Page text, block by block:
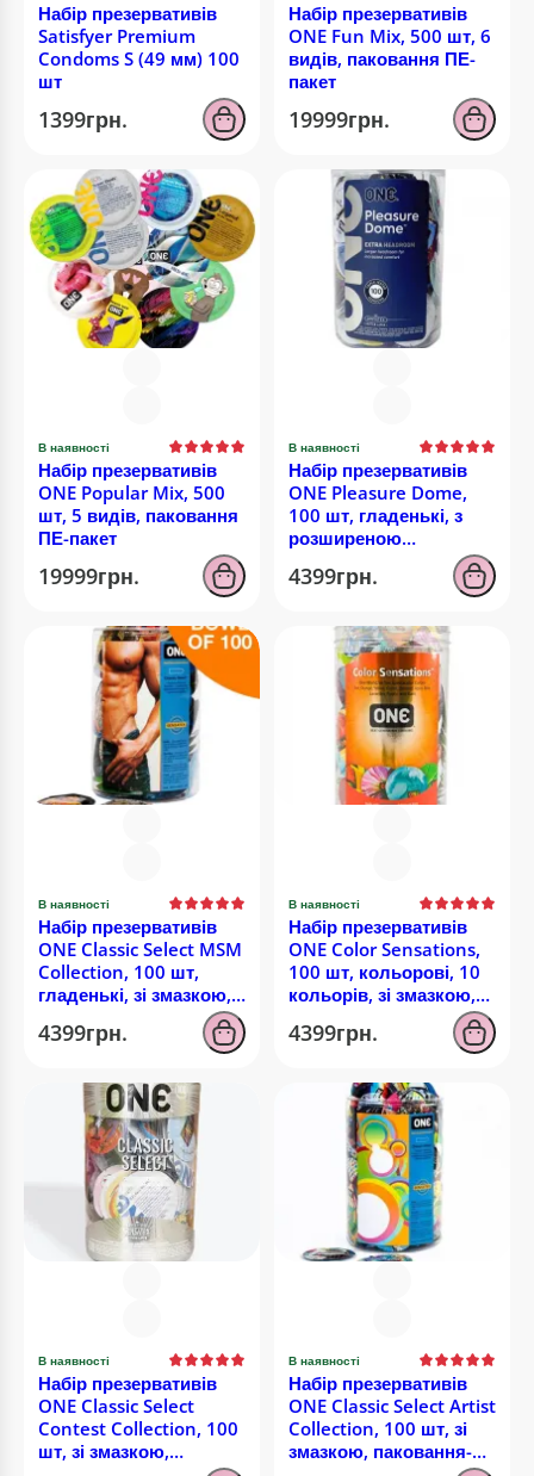
Набір презервативів
Satisfyer Premium
Condoms S (49 мм) 100
шт
1399грн.
Набір презервативів
ONE Fun Mix, 500 шт, 6
видів, паковання ПЕ-
пакет
19999грн.
В наявності
Набір презервативів
ONE Popular Mix, 500
шт, 5 видів, паковання
ПЕ-пакет
19999грн.
В наявності
Набір презервативів
ONE Pleasure Dome,
100 шт, гладенькі, з
розширеною
головкою, паковання-
тубус
4399грн.
В наявності
Набір презервативів
ONE Classic Select MSM
Collection, 100 шт,
гладенькі, зі змазкою,
4399грн.
В наявності
Набір презервативів
ONE Color Sensations,
100 шт, кольорові, 10
кольорів, зі змазкою,
4399грн.
В наявності
Набір презервативів
ONE Classic Select
Contest Collection, 100
шт, зі змазкою,
В наявності
Набір презервативів
ONE Classic Select Artist
Collection, 100 шт, зі
змазкою, паковання-